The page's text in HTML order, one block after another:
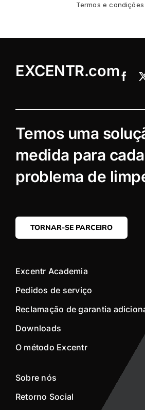
Termos e
EXCENTR.com
Temos uma
medida para cada
problema de
TORNAR-SE PARCEIRO
Excentr Academia
Pedidos de serviço
Reclamação de garantia
Downloads
O método Excentr
Sobre nós
Retorno Social